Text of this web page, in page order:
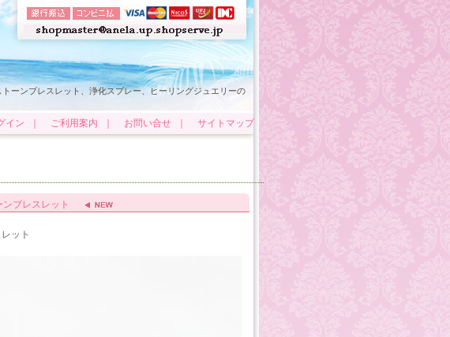
ーンブレスレット、浄化スプレー、ヒーリングジュエリーの
イン ご利用案内 お問い合せ サイトマップ
ンブレスレット
ット